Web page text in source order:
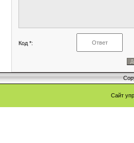
Код *:
Сайт